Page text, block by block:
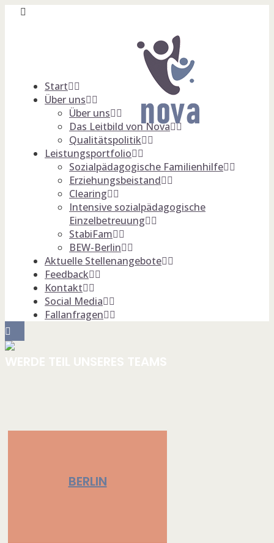
Start
Über uns
Über uns
Das Leitbild von Nova
Qualitätspolitik
Leistungsportfolio
Sozialpädagogische Familienhilfe
Erziehungsbeistand
Clearing
Intensive sozialpädagogische
Einzelbetreuung
StabiFam
BEW-Berlin
Aktuelle Stellenangebote
Feedback
Kontakt
Social Media
Fallanfragen
BERLIN